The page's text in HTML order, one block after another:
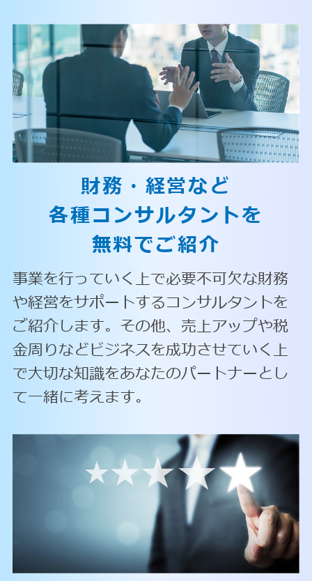
財務・経営など
各種コンサルタントを
無料でご紹介
事業を行っていく上で必要不可欠な財務
や経営をサポートするコンサルタントを
ご紹介します。その他、売上アップや税
金周りなどビジネスを成功させていく上
で大切な知識をあなたのパートナーとし
て一緒に考えます。